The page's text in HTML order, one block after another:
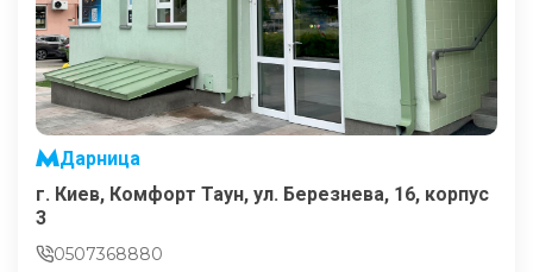
Дарница
г. Киев, Комфорт Таун, ул. Березнева, 16, корпус
3
0507368880